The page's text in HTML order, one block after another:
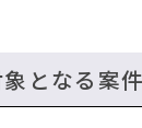
となる案件